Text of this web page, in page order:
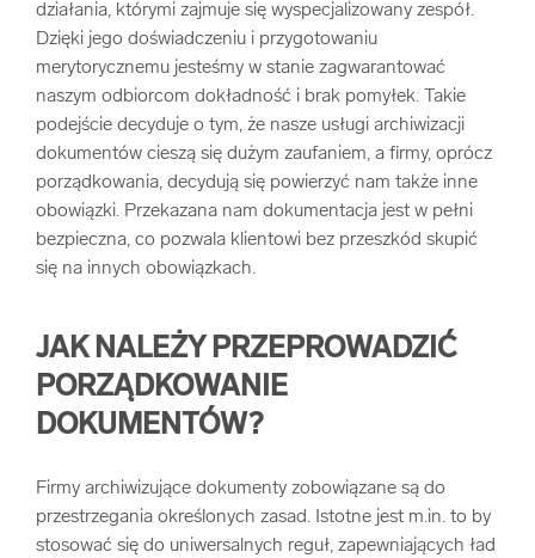
działania, którymi zajmuje się wyspecjalizowany zespół.
Dzięki jego doświadczeniu i przygotowaniu
merytorycznemu jesteśmy w stanie zagwarantować
naszym odbiorcom dokładność i brak pomyłek. Takie
podejście decyduje o tym, że nasze usługi archiwizacji
dokumentów cieszą się dużym zaufaniem, a firmy, oprócz
porządkowania, decydują się powierzyć nam także inne
obowiązki. Przekazana nam dokumentacja jest w pełni
bezpieczna, co pozwala klientowi bez przeszkód skupić
się na innych obowiązkach.
JAK NALEŻY PRZEPROWADZIĆ
PORZĄDKOWANIE
DOKUMENTÓW?
Firmy archiwizujące dokumenty zobowiązane są do
przestrzegania określonych zasad. Istotne jest m.in. to by
stosować się do uniwersalnych reguł, zapewniających ład